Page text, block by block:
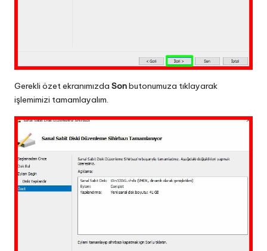
Gerekli özet ekranımızda Sonbutonumuza tıklayarak
işlemimizi tamamlayalım.